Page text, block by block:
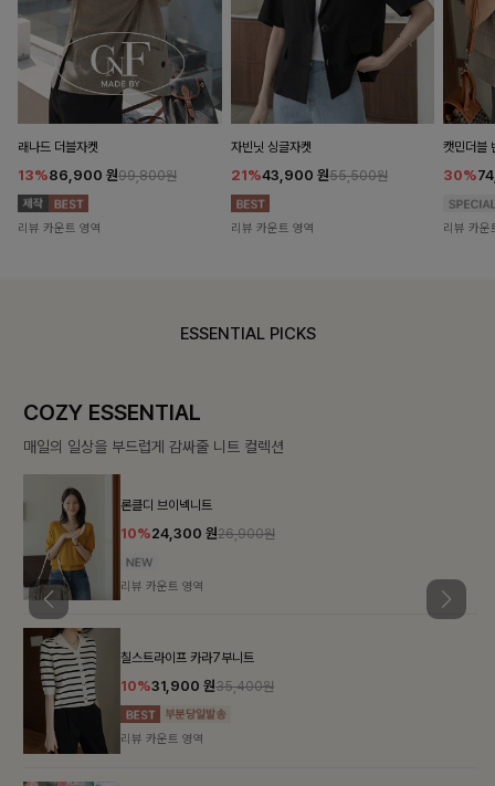
래나드 더블자켓
13%86,900 원99,800원
리뷰 카운트 영역
자빈닛 싱글자켓
21%43,900 원55,500원
리뷰 카운트 영역
캣민더블
30%
리뷰 카운
ESSENTIAL PICKS
COZY ESSENTIAL
매일의 일상을 부드럽게 감싸줄 니트 컬렉션
론클디 브이넥니트
10%24,300원26,900원
리뷰 카운트 영역
칠스트라이프 카라7부니트
10%31,900원35,400원
리뷰 카운트 영역